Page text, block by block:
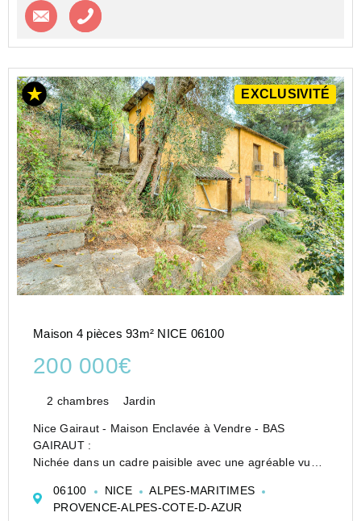
Contacter l'agence
EXCLUSIVITÉ
Maison 4 pièces 93m² NICE 06100
200 000€
2 chambres Jardin
Nice Gairaut - Maison Enclavée à Vendre - BAS
GAIRAUT :
Nichée dans un cadre paisible avec une agréable vue
offre une surface habitable de 93,08 m².
Implantée sur un terrain en restanques de 1 743 m²...
06100 NICE
ALPES-MARITIMES
PROVENCE-ALPES-COTE-D-AZUR